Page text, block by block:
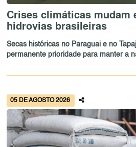
Crises climáticas mudam
hidrovias brasileiras
Secas históricas no Paraguai e no
permanente prioridade para manter a
05 DE AGOSTO 2026